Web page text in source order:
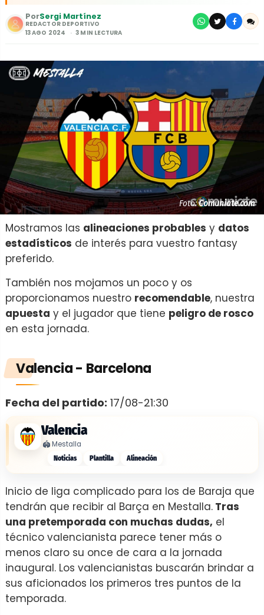
PorSergi Martínez
REDACTOR DEPORTIVO
13 AGO 2024
3 MIN LECTURA
Foto:Comuniate.com
Mostramos las alineaciones probables y datos
estadísticos de interés para vuestro fantasy
preferido.
También nos mojamos un poco y os
proporcionamos nuestro recomendable, nuestra
apuesta y el jugador que tiene peligro de rosco
en esta jornada.
Valencia - Barcelona
Fecha del partido: 17/08-21:30
Valencia
🏟️Mestalla
Noticias Plantilla Alineación
Inicio de liga complicado para los de Baraja que
tendrán que recibir al Barça en Mestalla. Tras
una pretemporada con muchas dudas, el
técnico valencianista parece tener más o
menos claro su once de cara a la jornada
inaugural. Los valencianistas buscarán brindar a
sus aficionados los primeros tres puntos de la
temporada.